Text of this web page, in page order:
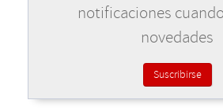
notificaciones
novedades
Suscribirse